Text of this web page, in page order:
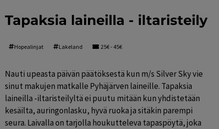
Tapaksia laineilla - iltaristeily
Hopealinjat Lakeland 25€ - 45€
Nauti upeasta päivän päätöksestä kun m/s Silver Sky vie
sinut makujen matkalle Pyhäjärven laineille. Tapaksia
laineilla -iltaristeilyltä ei puutu mitään kun yhdistetään
kesäilta, auringonlasku, hyvä ruoka ja sitäkin parempi
seura. Laivalla on tarjolla houkutteleva tapaspöytä, joka